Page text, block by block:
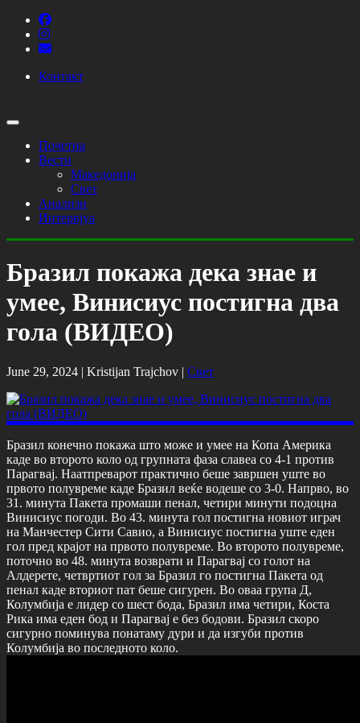
Контакт
Почетна
Вести
Македонија
Свет
Анализи
Интервјуа
Бразил покажа дека знае и
умее, Винисиус постигна два
гола (ВИДЕО)
June 29, 2024 | Kristijan Trajchov | Свет
Бразил конечно покажа што може и умее на Копа Америка
каде во второто коло од групната фаза славеа со 4-1 против
Парагвај. Наатпреварот практично беше завршен уште во
првото полувреме каде Бразил веќе водеше со 3-0. Напрво, во
31. минута Пакета промаши пенал, четири минути подоцна
Винисиус погоди. Во 43. минута гол постигна новиот играч
на Манчестер Сити Савио, а Винисиус постигна уште еден
гол пред крајот на првото полувреме. Во второто полувреме,
поточно во 48. минута возврати и Парагвај со голот на
Алдерете, четвртиот гол за Бразил го постигна Пакета од
пенал каде вториот пат беше сигурен. Во оваа група Д,
Колумбија е лидер со шест бода, Бразил има четири, Коста
Рика има еден бод и Парагвај е без бодови. Бразил скоро
сигурно поминува понатаму дури и да изгуби против
Колумбија во последното коло.